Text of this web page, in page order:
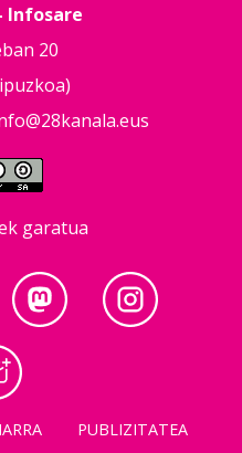
Infosare
20
garatua
PUBLIZITATEA